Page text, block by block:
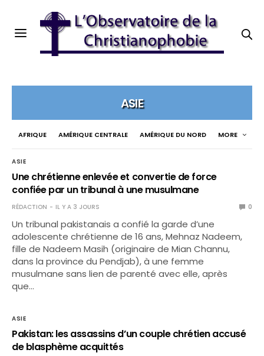
ASIE
AFRIQUE AMÉRIQUE CENTRALE AMÉRIQUE DU NORD MORE
ASIE
Une chrétienne enlevée et convertie de force
confiée par un tribunal à une musulmane
RÉDACTION IL Y A 3 JOURS 0
Un tribunal pakistanais a confié la garde d’une
adolescente chrétienne de 16 ans, Mehnaz Nadeem,
fille de Nadeem Masih (originaire de Mian Channu,
dans la province du Pendjab), à une femme
musulmane sans lien de parenté avec elle, après
que…
ASIE
Pakistan: les assassins d’un couple chrétien accusé
de blasphème acquittés